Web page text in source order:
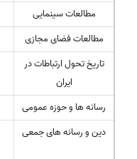
مطالعات سینمایی
مطالعات فضای مجازی
تاریخ تحول ارتباطات در
ایران
رسانه ها و حوزه عمومی
دین و رسانه های جمعی